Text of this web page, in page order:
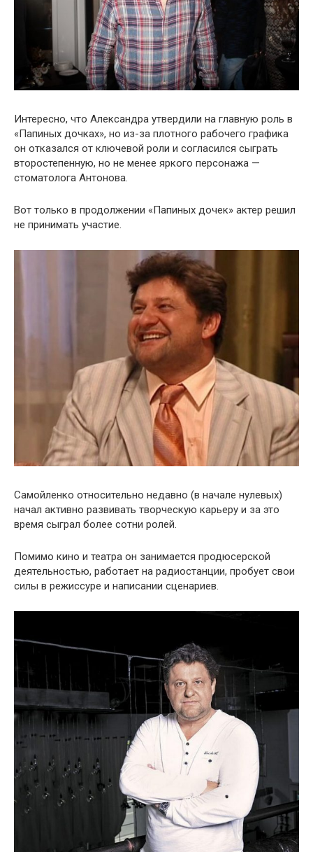
Интересно, что Александра утвердили на главную роль в
«Папиных дочках», но из-за плотного рабочего графика
он отказался от ключевой роли и согласился сыграть
второстепенную, но не менее яркого персонажа —
стоматолога Антонова.
Вот только в продолжении «Папиных дочек» актер решил
не принимать участие.
Самойленко относительно недавно (в начале нулевых)
начал активно развивать творческую карьеру и за это
время сыграл более сотни ролей.
Помимо кино и театра он занимается продюсерской
деятельностью, работает на радиостанции, пробует свои
силы в режиссуре и написании сценариев.